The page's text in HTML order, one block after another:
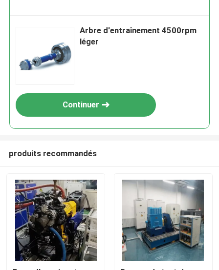
À la maison
Arbre d'entraînement 4500rpm
léger
Continuer
produits recommandés